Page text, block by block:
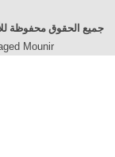
جميع الحقوق محفوظة
Mounir